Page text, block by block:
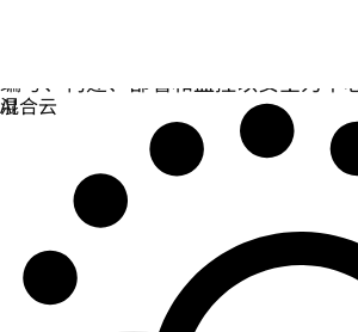
编写、构建、部署和监控以安全为中